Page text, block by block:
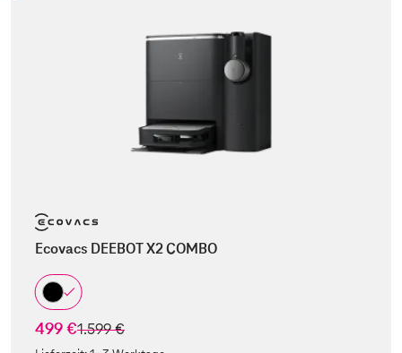
Ecovacs DEEBOT X2 COMBO
499 €statt
1.599 €